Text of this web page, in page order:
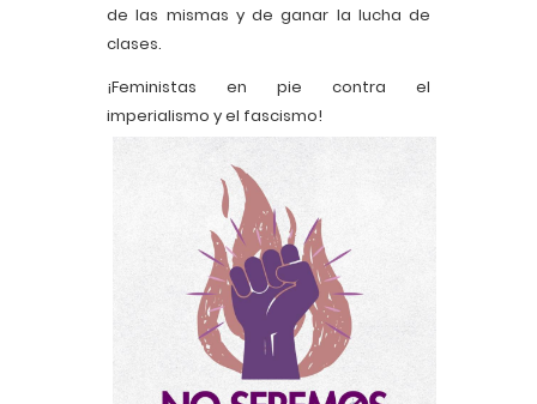
de las mismas y de ganar la lucha de
clases.
¡Feministas en pie contra el
imperialismo y el fascismo!